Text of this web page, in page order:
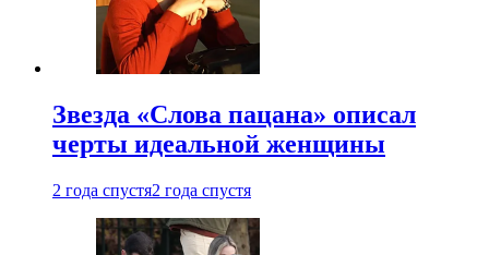
Звезда «Слова пацана» описал
черты идеальной женщины
2 года спустя2 года спустя